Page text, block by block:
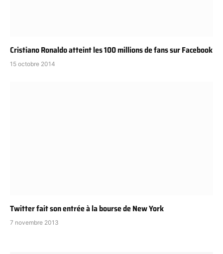
Cristiano Ronaldo atteint les 100 millions de fans sur Facebook
15 octobre 2014
Twitter fait son entrée à la bourse de New York
7 novembre 2013